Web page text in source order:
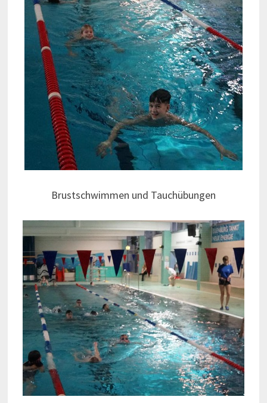
Brustschwimmen und Tauchübungen